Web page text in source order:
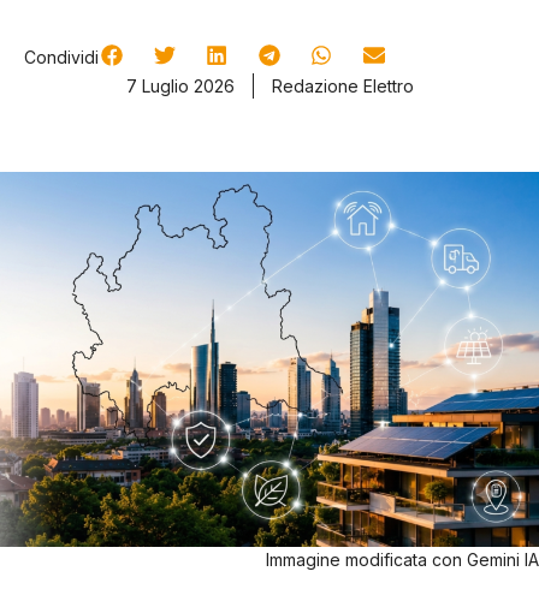
Condividi
7 Luglio 2026
Redazione Elettro
Immagine modificata con Gemini IA